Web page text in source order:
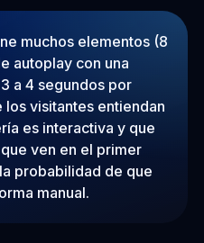
muchos elementos (8
autoplay con una
a 4 segundos por
los visitantes entiendan
es interactiva y que
ven en el primer
probabilidad de que
manual.